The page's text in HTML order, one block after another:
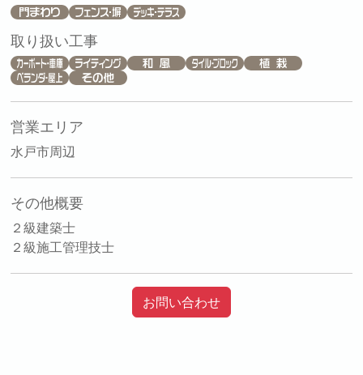
取り扱い工事
営業エリア
水戸市周辺
その他概要
２級建築士
２級施工管理技士
お問い合わせ